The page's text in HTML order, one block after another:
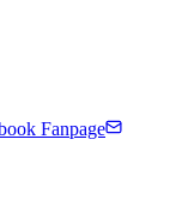
Fanpage